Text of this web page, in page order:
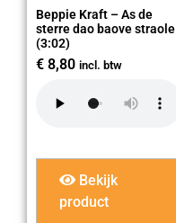
Beppie Kraft – As de
sterre dao baove straole
(3:02)
€ 8,80 incl. btw
Bekijk
product